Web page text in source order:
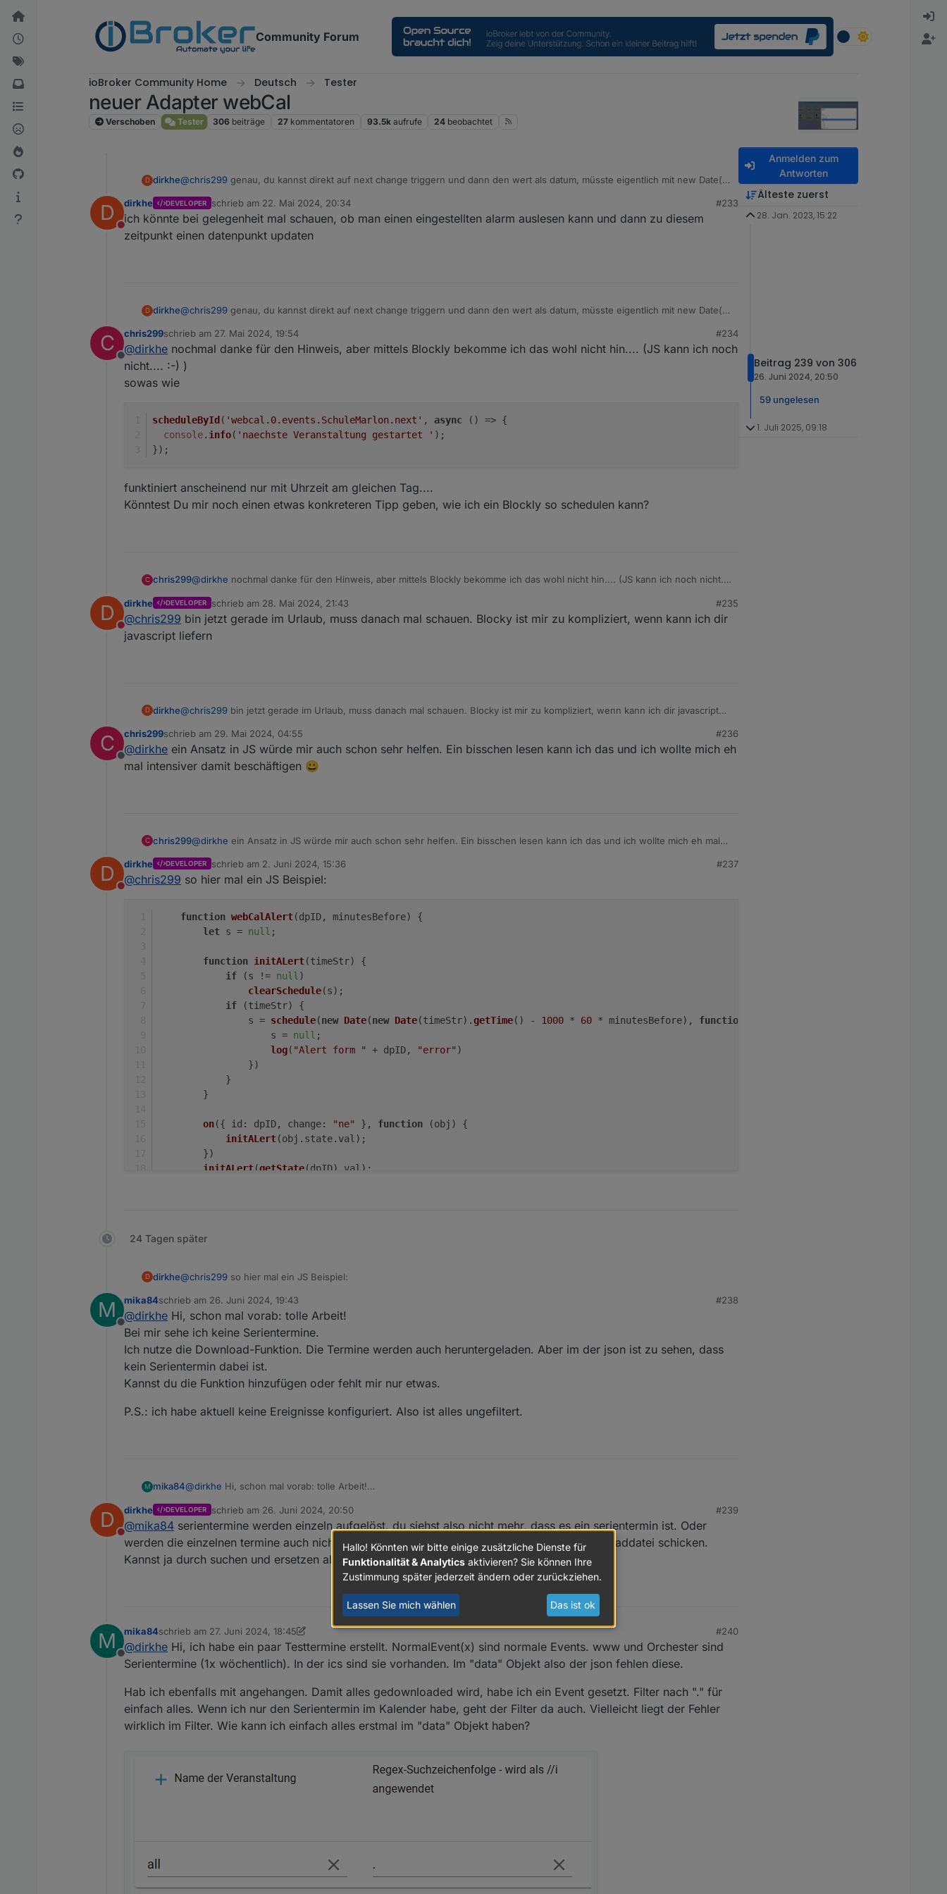
Weiter zum Inhalt
Community Forum
ioBroker Community Home Deutsch Tester
neuer Adapter webCal
Verschoben Tester 306 beiträge 27 kommentatoren 93.5k aufrufe 24 beobachtet
D dirkhe@chris299 genau, du kannst direkt auf next change triggern und dann den wert als datum, müsste eigentlich mit new Date()
nachdenken, ein ggf. Gesetztes schedule zu löschen, falls du die zeit mal änderst. Zusätzlich beim start des scriptes die
funktion auch aufrufen, falls der iobroker oder der jsadapter neu startet
D
Nicht stören
dirkhe DEVELOPER schrieb am 22. Mai 2024, 20:34
zuletzt editiert von
#233
ich könnte bei gelegenheit mal schauen, ob man einen eingestellten alarm auslesen kann und dann zu diesem
zeitpunkt einen datenpunkt updaten
D dirkhe@chris299 genau, du kannst direkt auf next change triggern und dann den wert als datum, müsste eigentlich mit new Date()
nachdenken, ein ggf. Gesetztes schedule zu löschen, falls du die zeit mal änderst. Zusätzlich beim start des scriptes die
funktion auch aufrufen, falls der iobroker oder der jsadapter neu startet
C
Offline
chris299schrieb am 27. Mai 2024, 19:54
zuletzt editiert von
#234
@dirkhe nochmal danke für den Hinweis, aber mittels Blockly bekomme ich das wohl nicht hin.... (JS kann ich noch
nicht.... :-) )
sowas wie
scheduleById ( 'webcal.0.events.SchuleMarlon.next' , async () => {
console. info( 'naechste Veranstaltung gestartet ' );
});
funktiniert anscheinend nur mit Uhrzeit am gleichen Tag....
Könntest Du mir noch einen etwas konkreteren Tipp geben, wie ich ein Blockly so schedulen kann?
C chris299@dirkhe nochmal danke für den Hinweis, aber mittels Blockly bekomme ich das wohl nicht hin.... (JS kann ich noch nicht....
sowas wie
scheduleById('webcal.0.events.SchuleMarlon.next', async () => {
  console.info('naechste Veranstaltung gestartet ');
funktiniert anscheinend nur mit Uhrzeit am gleichen Tag....
D
Nicht stören
dirkhe DEVELOPER schrieb am 28. Mai 2024, 21:43
zuletzt editiert von
#235
@chris299 bin jetzt gerade im Urlaub, muss danach mal schauen. Blocky ist mir zu kompliziert, wenn kann ich dir
javascript liefern
D dirkhe@chris299 bin jetzt gerade im Urlaub, muss danach mal schauen. Blocky ist mir zu kompliziert, wenn kann ich dir javascript
C
Offline
chris299schrieb am 29. Mai 2024, 04:55
zuletzt editiert von
#236
@dirkhe ein Ansatz in JS würde mir auch schon sehr helfen. Ein bisschen lesen kann ich das und ich wollte mich eh
mal intensiver damit beschäftigen 😀
C chris299@dirkhe ein Ansatz in JS würde mir auch schon sehr helfen. Ein bisschen lesen kann ich das und ich wollte mich eh mal
D
Nicht stören
dirkhe DEVELOPER schrieb am 2. Juni 2024, 15:36
zuletzt editiert von
#237
@chris299 so hier mal ein JS Beispiel:
function webCalAlert(dpID, minutesBefore) {
let s = null ;
function initALert(timeStr) {
if (s != null )
clearSchedule(s);
if (timeStr) {
                s =
schedule(new Date(new Date(timeStr).getTime() - 1000 * 60 * minutesBefore), function
                    s =
null ;
log( "Alert form " + dpID, "error" )
                })
            }
        }
on({ id : dpID, change: "ne" }, function (obj ) {
initALert(obj. state. val );
        })
initALert(getState(dpID). val );
24 Tagen später
D dirkhe@chris299 so hier mal ein JS Beispiel:
    function webCalAlert(dpID, minutesBefore) {
        let s = null;
        function initALert(timeStr) {
                clearSchedule(s);
            if (timeStr) {
                    s = null;
        on({ id: dpID, change: "ne" }, function (obj) {
            initALert(obj.state.val);
        })
        initALert(getState(dpID).val);
    }
    webCalAlert("webcal.0.events.Restabfall.next", 5)
    webCalAlert("0_userdata.0.example_state", 1);
M
Offline
mika84schrieb am 26. Juni 2024, 19:43
zuletzt editiert von
#238
@dirkhe Hi, schon mal vorab: tolle Arbeit!
Bei mir sehe ich keine Serientermine.
Ich nutze die Download-Funktion. Die Termine werden auch heruntergeladen. Aber im der json ist zu sehen, dass
kein Serientermin dabei ist.
Kannst du die Funktion hinzufügen oder fehlt mir nur etwas.
P.S.: ich habe aktuell keine Ereignisse konfiguriert. Also ist alles ungefiltert.
M mika84@dirkhe Hi, schon mal vorab: tolle Arbeit!
Ich nutze die Download-Funktion. Die Termine werden auch heruntergeladen. Aber im der json ist zu sehen, dass kein
Serientermin dabei ist.
Kannst du die Funktion hinzufügen oder fehlt mir nur etwas.
P.S.: ich habe aktuell keine Ereignisse konfiguriert. Also ist alles ungefiltert.
D
Nicht stören
dirkhe DEVELOPER schrieb am 26. Juni 2024, 20:50
zuletzt editiert von
#239
@mika84 serientermine werden einzeln aufgelöst, du siehst also nicht mehr, dass es ein serientermin ist. Oder
werden die einzelnen termine auch nicht angezeigt? Dann müsstest du mir mal deine downloaddatei schicken.
Kannst ja durch suchen und ersetzen alles private unkenntlich machen
M
Offline
mika84schrieb am 27. Juni 2024, 18:45
zuletzt editiert von mika84
#240
@dirkhe Hi, ich habe ein paar Testtermine erstellt. NormalEvent(x) sind normale Events. www und Orchester sind
Serientermine (1x wöchentlich). In der ics sind sie vorhanden. Im "data" Objekt also der json fehlen diese.
Hab ich ebenfalls mit angehangen. Damit alles gedownloaded wird, habe ich ein Event gesetzt. Filter nach "." für
einfach alles. Wenn ich nur den Serientermin im Kalender habe, geht der Filter da auch. Vielleicht liegt der Fehler
wirklich im Filter. Wie kann ich einfach alles erstmal im "data" Objekt haben?
Anmelden zum
Antworten
Älteste zuerst
28. Jan. 2023, 15:22
Beitrag 239 von 306
26. Juni 2024, 20:50
59 ungelesen
1. Juli 2025, 09:18
Hallo! Könnten wir bitte einige zusätzliche Dienste für
Funktionalität & Analytics aktivieren? Sie können Ihre
Zustimmung später jederzeit ändern oder zurückziehen.
Lassen Sie mich wählen Das ist ok